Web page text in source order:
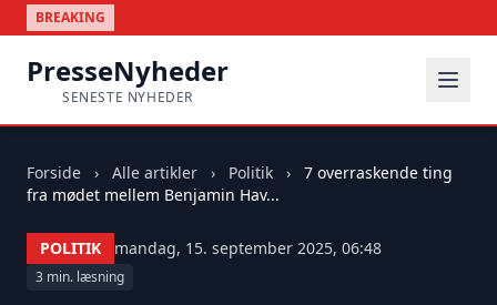
BREAKING
PresseNyheder
SENESTE NYHEDER
Forside › Alle artikler › Politik ›
7 overraskende ting
fra mødet mellem Benjamin Hav...
POLITIK mandag, 15. september 2025, 06:48
3 min. læsning